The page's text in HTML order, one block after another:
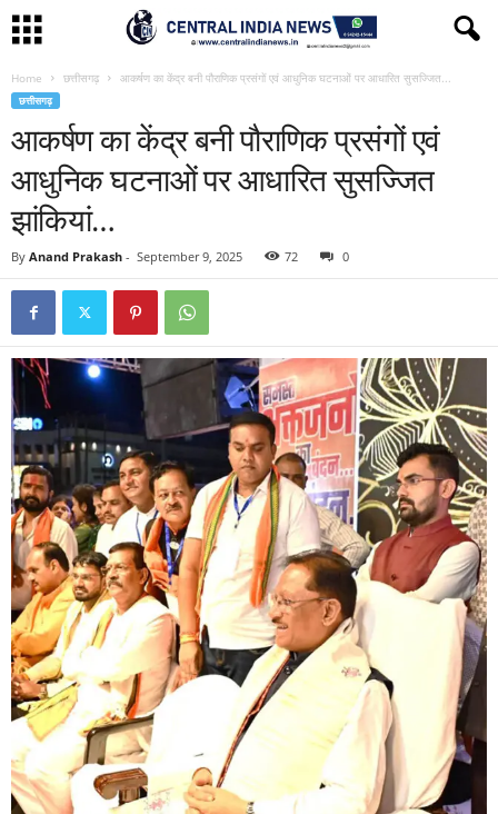
Home छत्तीसगढ़ आकर्षण का केंद्र बनी पौराणिक प्रसंगों एवं आधुनिक घटनाओं पर आधारित सुसज्जित...
छत्तीसगढ़
आकर्षण का केंद्र बनी पौराणिक प्रसंगों एवं
आधुनिक घटनाओं पर आधारित सुसज्जित
झांकियां…
By Anand Prakash - September 9, 2025 72 0